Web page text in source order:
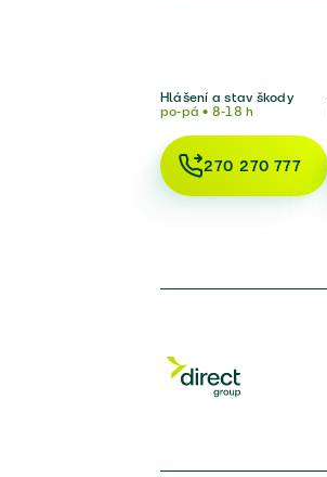
Hlášení a stav škody
po-pá • 8-18 h
270 270 777